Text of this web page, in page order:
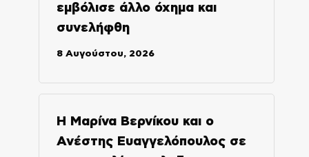
εμβόλισε άλλο όχημα και
συνελήφθη
8 Αυγούστου, 2026
H Μαρίνα Βερνίκου και ο
Ανέστης Ευαγγελόπουλος σε